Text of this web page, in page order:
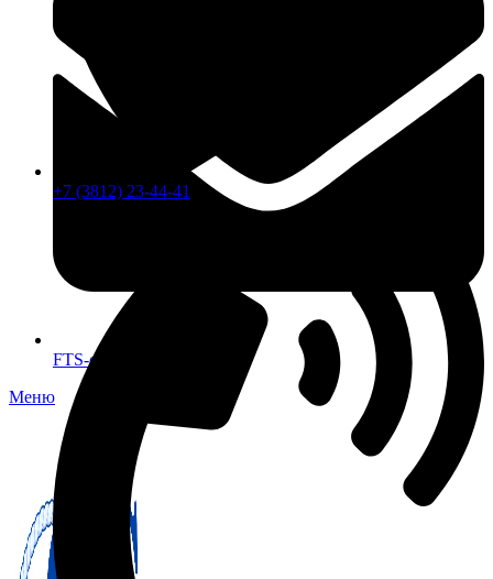
FTS-omsk@mail.ru
Меню
+7 (3812) 23-44-41